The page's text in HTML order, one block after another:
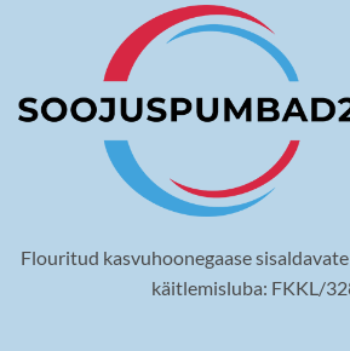
Flouritud kasvuhoonegaase
käitlemisluba: FKKL/